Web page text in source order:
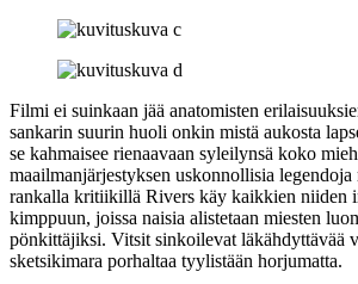
Filmi ei suinkaan jää anatomisten
sankarin suurin huoli onkin mistä aukosta
se kahmaisee rienaavaan syleilynsä koko
maailmanjärjestyksen uskonnollisia legendoja
rankalla kritiikillä Rivers käy kaikkien niiden
kimppuun, joissa naisia alistetaan miesten
pönkittäjiksi. Vitsit sinkoilevat läkähdyttävää
sketsikimara porhaltaa tyylistään horjumatta.